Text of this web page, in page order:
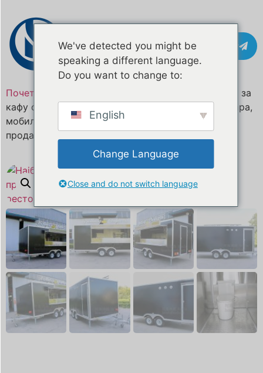
Контакт
Почетна
/ Најбоље оцењени камиони за
кафу са храном, приколица за роштиљ од 5 метара,
мобилни ресторан, колица за уличну храну на
продају
We've detected you might be
speaking a different language.
Do you want to change to:
English
Change Language
Close and do not switch language